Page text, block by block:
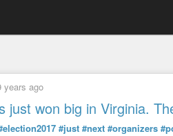
years ago
just won big in Virginia.
#just #next #organizers